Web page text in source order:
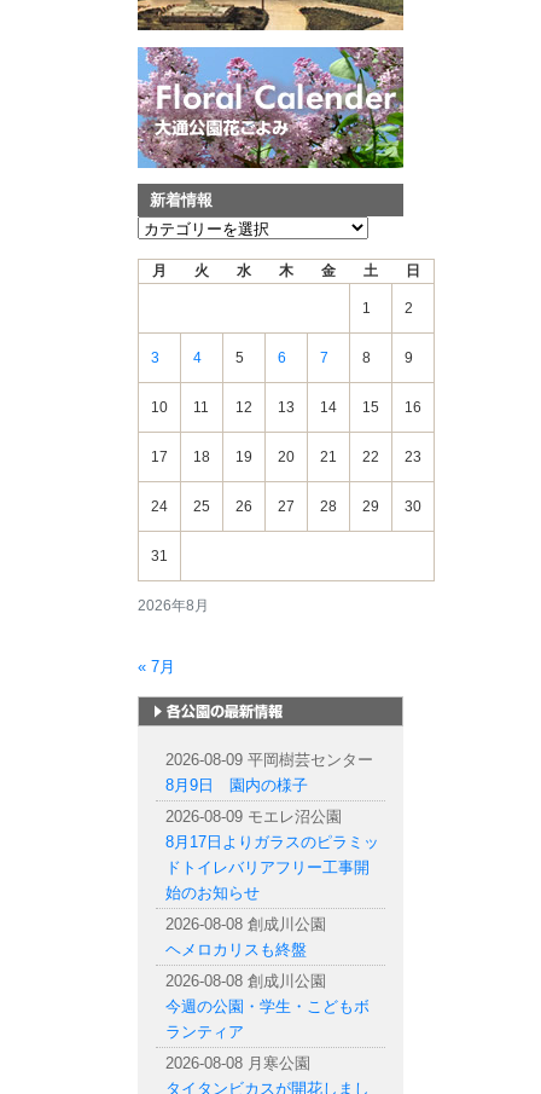
新着情報
新
2026年8月
月 火 水 木 金 土 日
1 2
3 4 5 6 7 8 9
10 11 12 13 14 15 16
17 18 19 20 21 22 23
24 25 26 27 28 29 30
31
« 7月
2026-08-09 平岡樹芸センター
8月9日 園内の様子
2026-08-09 モエレ沼公園
8月17日よりガラスのピラミッ
ドトイレバリアフリー工事開
始のお知らせ
2026-08-08 創成川公園
ヘメロカリスも終盤
2026-08-08 創成川公園
今週の公園・学生・こどもボ
ランティア
2026-08-08 月寒公園
タイタンビカスが開花しまし